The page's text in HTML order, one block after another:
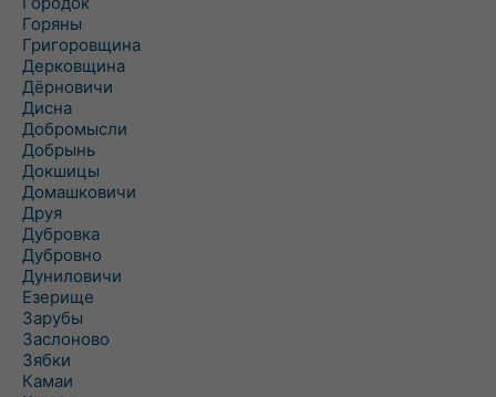
Горяны
Григоровщина
Дерковщина
Дёрновичи
Дисна
Добромысли
Добрынь
Докшицы
Домашковичи
Друя
Дубровка
Дубровно
Дуниловичи
Езерище
Зарубы
Заслоново
Зябки
Камаи